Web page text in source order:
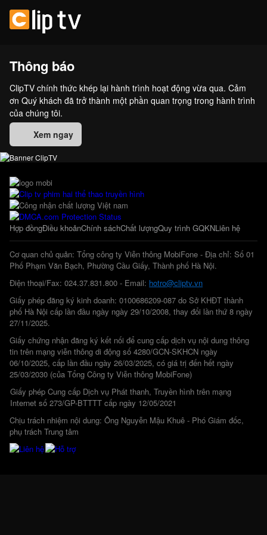
Thông báo
ClipTV chính thức khép lại hành trình hoạt động vừa qua. Cảm
ơn Quý khách đã trở thành một phần quan trọng trong hành trình
của chúng tôi.
Xem ngay
Hợp đồngĐiều khoảnChính sáchChất lượngQuy trình GQKNLiên hệ
Cơ quan chủ quản: Tổng công ty Viễn thông MobiFone - Địa chỉ: Số 01
Phố Phạm Văn Bạch, Phường Cầu Giấy, Thành phố Hà Nội.
Điện thoại/Fax: 024.37.831.800 - Email: hotro@cliptv.vn
Giấy phép đăng ký kinh doanh: 0100686209-087 do Sở KHĐT thành
phố Hà Nội cấp lần đầu ngày ngày 29/10/2008, thay đổi lần thứ 8 ngày
27/11/2025.
Giấy chứng nhận đăng ký kết nối để cung cấp dịch vụ nội dung thông
tin trên mạng viễn thông di động số 4280/GCN-SKHCN ngày
06/10/2025, cấp lần đầu ngày 26/03/2025, có giá trị đến hết ngày
25/03/2030 (của Tổng Công ty Viễn thông MobiFone)
Giấy phép Cung cấp Dịch vụ Phát thanh, Truyền hình trên mạng
Internet số 273/GP-BTTTT cấp ngày 12/05/2021
Chịu trách nhiệm nội dung: Ông Nguyễn Mậu Khuê - Phó Giám đốc,
phụ trách Trung tâm